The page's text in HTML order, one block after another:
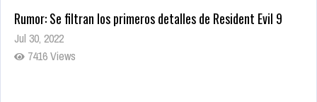
Rumor: Se filtran los primeros detalles de Resident Evil 9
Jul 30, 2022
7416 Views